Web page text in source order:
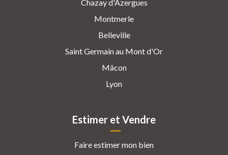
Chazay d'Azergues
Montmerle
Belleville
Saint Germain au Mont d'Or
Mâcon
Lyon
Estimer et Vendre
Faire estimer mon bien